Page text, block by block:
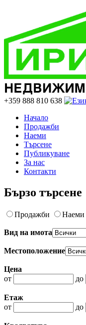
+359 888 810 638
Начало
Продажби
Наеми
Търсене
Публикуване
За нас
Контакти
Бързо търсене
Продажби Наеми
Вид на имота
Местоположение
Цена
от
до
Етаж
от
до